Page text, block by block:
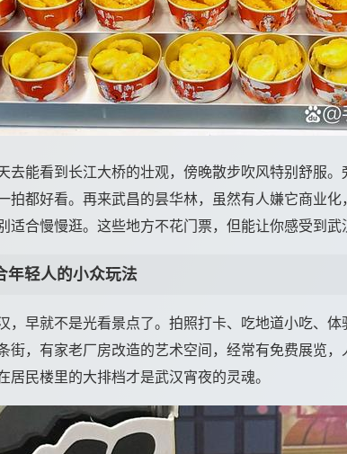
去能看到长江大桥的壮观，傍晚散步吹风特别舒服
拍都好看。再来武昌的昙华林，虽然有人嫌它商业
适合慢慢逛。这些地方不花门票，但能让你感受到武
年轻人的小众玩法
，早就不是光看景点了。拍照打卡、吃地道小吃、
街，有家老厂房改造的艺术空间，经常有免费展览
居民楼里的大排档才是武汉宵夜的灵魂。